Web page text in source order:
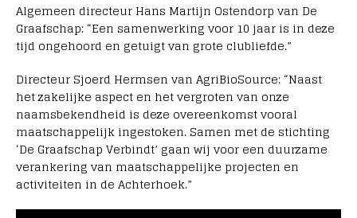
Algemeen directeur Hans Martijn Ostendorp van De
Graafschap: “Een samenwerking voor 10 jaar is in deze
tijd ongehoord en getuigt van grote clubliefde.”
Directeur Sjoerd Hermsen van AgriBioSource: “Naast
het zakelijke aspect en het vergroten van onze
naamsbekendheid is deze overeenkomst vooral
maatschappelijk ingestoken. Samen met de stichting
‘De Graafschap Verbindt’ gaan wij voor een duurzame
verankering van maatschappelijke projecten en
activiteiten in de Achterhoek.”